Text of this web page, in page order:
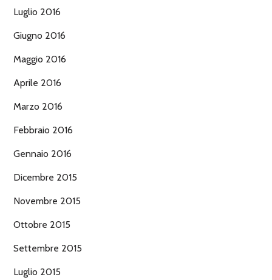
Luglio 2016
Giugno 2016
Maggio 2016
Aprile 2016
Marzo 2016
Febbraio 2016
Gennaio 2016
Dicembre 2015
Novembre 2015
Ottobre 2015
Settembre 2015
Luglio 2015